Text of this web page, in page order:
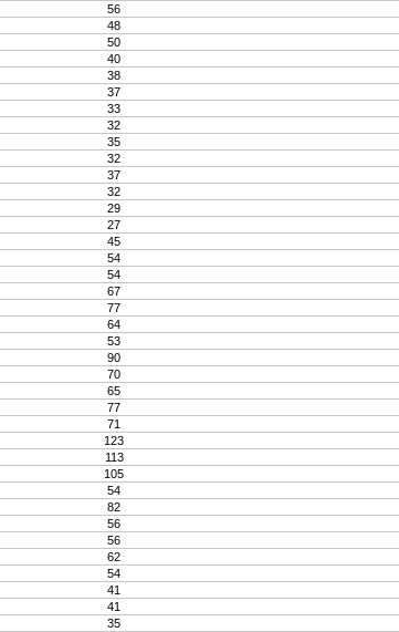
56
48
50
40
38
37
33
32
35
32
37
32
29
27
45
54
54
67
77
64
53
90
70
65
77
71
123
113
105
54
82
56
56
62
54
41
41
35